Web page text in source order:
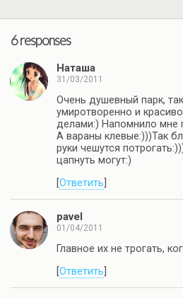
6 responses
Наташа
31/03/2011
Очень душевный парк,
умиротворенно и
делами:) Напомнило мне
А вараны клевые:)))Так
руки чешутся
цапнуть могут:)
Ответить
pavel
01/04/2011
Главное их не трогать,
Ответить